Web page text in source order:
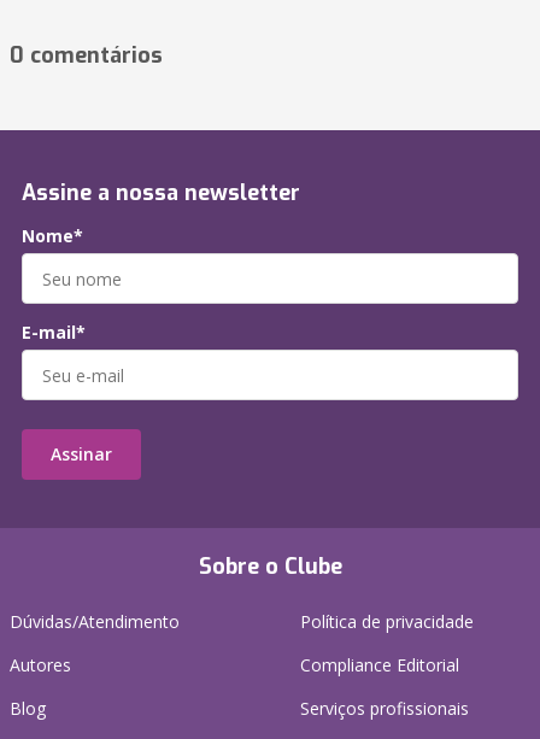
0 comentários
Sobre o Clube
Dúvidas/Atendimento
Autores
Blog
Política de privacidade
Compliance Editorial
Serviços profissionais
Assine a nossa newsletter
Nome*
E-mail*
Assinar